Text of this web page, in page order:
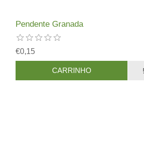
Pendente Granada
€0,15